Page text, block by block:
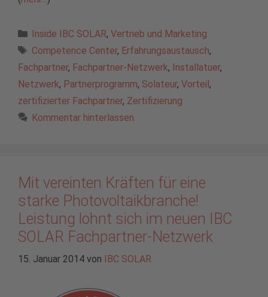
Kategorien
Inside IBC SOLAR, Vertrieb und Marketing
Schlagwörter
Competence Center, Erfahrungsaustausch,
Fachpartner, Fachpartner-Netzwerk, Installatuer,
Netzwerk, Partnerprogramm, Solateur, Vorteil ,
zertifizierter Fachpartner, Zertifizierung
Kommentar hinterlassen
Mit vereinten Kräften für eine
starke Photovoltaikbranche!
Leistung lohnt sich im neuen IBC
SOLAR Fachpartner-Netzwerk
15. Januar 2014 von IBC SOLAR